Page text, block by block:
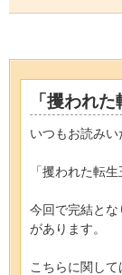
「攫われ
いつもお読みい
「攫われた転
今回で完結と
があります。
こちらに関して